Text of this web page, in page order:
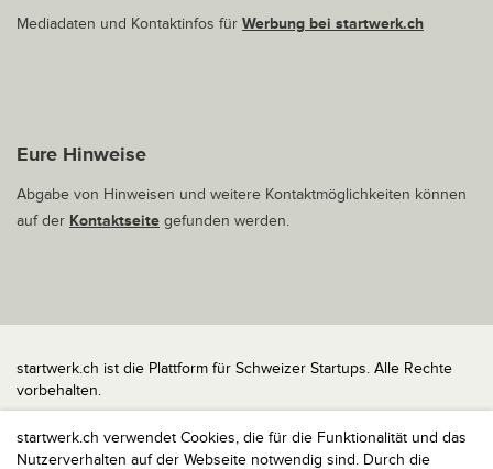
startwerk.ch verwendet Cookies, die für die Funktionalität und das
Nutzerverhalten auf der Webseite notwendig sind. Durch die
Mediadaten und Kontaktinfos für Werbung bei startwerk.ch
Eure Hinweise
Abgabe von Hinweisen und weitere Kontaktmöglichkeiten können
auf der Kontaktseite gefunden werden.
startwerk.ch ist die Plattform für Schweizer Startups. Alle Rechte
vorbehalten.
Impressum
Kontakt